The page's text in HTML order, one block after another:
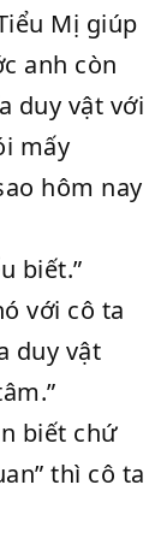
Mị giúp
anh còn
duy vật với
mấy
hôm nay
biết.”
với cô ta
duy vật
biết chứ
thì cô ta